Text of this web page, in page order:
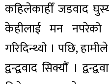
कहिलेकाहीँ जडवाद
केहीलाई मन नपरेको
गरिदिन्थ्यो । पछि,
द्वन्द्ववाद सिक्यौँ ।